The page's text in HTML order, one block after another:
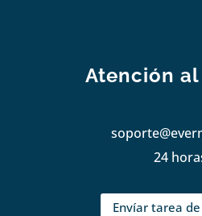
Atención
24
Envíar tarea